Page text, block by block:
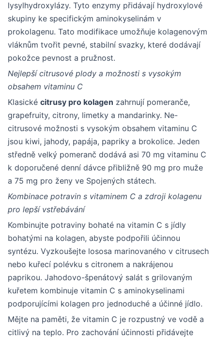
lysylhydroxylázy. Tyto enzymy přidávají hydroxylové
skupiny ke specifickým aminokyselinám v
prokolagenu. Tato modifikace umožňuje kolagenovým
vláknům tvořit pevné, stabilní svazky, které dodávají
pokožce pevnost a pružnost.
Nejlepší citrusové plody a možnosti s vysokým
obsahem vitaminu C
Klasické citrusy pro kolagen zahrnují pomeranče,
grapefruity, citrony, limetky a mandarinky. Ne-
citrusové možnosti s vysokým obsahem vitaminu C
jsou kiwi, jahody, papája, papriky a brokolice. Jeden
středně velký pomeranč dodává asi 70 mg vitaminu C
k doporučené denní dávce přibližně 90 mg pro muže
a 75 mg pro ženy ve Spojených státech.
Kombinace potravin s vitaminem C a zdroji kolagenu
pro lepší vstřebávání
Kombinujte potraviny bohaté na vitamin C s jídly
bohatými na kolagen, abyste podpořili účinnou
syntézu. Vyzkoušejte lososa marinovaného v citrusech
nebo kuřecí polévku s citronem a nakrájenou
paprikou. Jahodovo-špenátový salát s grilovaným
kuřetem kombinuje vitamin C s aminokyselinami
podporujícími kolagen pro jednoduché a účinné jídlo.
Mějte na paměti, že vitamin C je rozpustný ve vodě a
citlivý na teplo. Pro zachování účinnosti přidávejte